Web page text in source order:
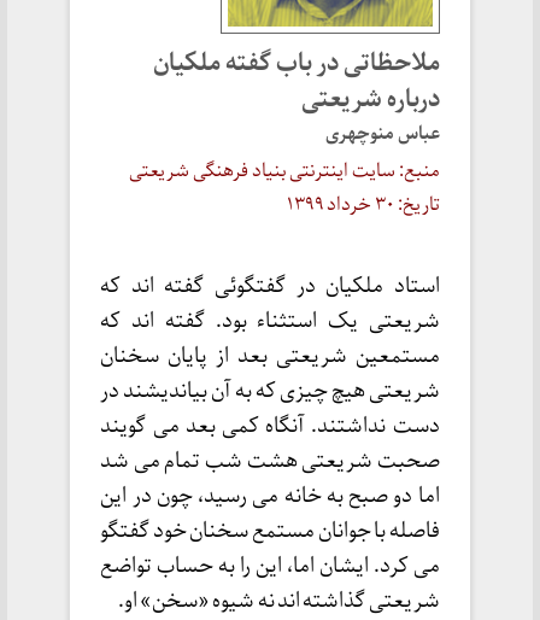
ملاحظاتی در باب گفته ملکیان
درباره شریعتی
عباس منوچهری
منبع: سایت اینترنتی بنیاد فرهنگی شریعتی
تاریخ: ۳۰ خرداد ۱۳۹۹
استاد ملکیان در گفتگوئی گفته اند که
شریعتی یک استثناء بود. گفته اند که
مستمعین شریعتی بعد از پایان سخنان
شریعتی هیچ چیزی که به آن بیاندیشند در
دست نداشتند. آنگاه کمی بعد می گویند
صحبت شریعتی هشت شب تمام می شد
اما دو صبح به خانه می رسید، چون در این
فاصله با جوانان مستمع سخنان خود گفتگو
می کرد. ایشان اما، این را به حساب تواضع
شریعتی گذاشته اند نه شیوه «سخن» او.